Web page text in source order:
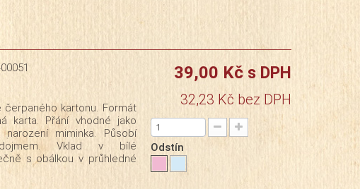
čerpaného kartonu. Formát
karta. Přání vhodné jako
miminka. Působí
Vklad v bílé
s obálkou v průhledné
39,00 Kčs DPH
32,23 Kč bez DPH
Odstín